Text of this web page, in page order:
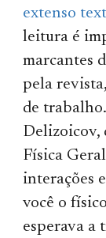
extenso
leitura é
marcantes
pela
de
Delizoicov,
Física
interações
você o
esperava a